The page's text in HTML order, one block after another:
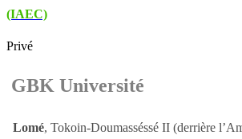
(IAEC)
Privé
GBK Université
Lomé, Tokoin-Doumasséssé II (derrière